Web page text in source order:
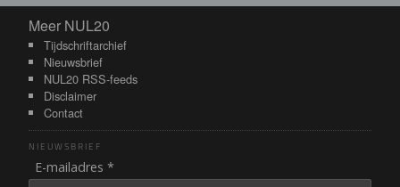
Meer NUL20
Meer NUL20
Tijdschriftarchief
Nieuwsbrief
NUL20 RSS-feeds
Disclaimer
Contact
NIEUWSBRIEF
E-mailadres *